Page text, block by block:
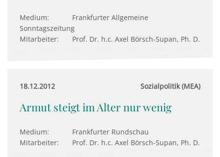
Medium:
Frankfurter Allgemeine
Sonntagszeitung
Mitarbeiter:
Prof. Dr. h.c. Axel Börsch-Supan, Ph. D.
18.12.2012 Sozialpolitik (MEA)
Armut steigt im Alter nur wenig
Medium:
Frankfurter Rundschau
Mitarbeiter:
Prof. Dr. h.c. Axel Börsch-Supan, Ph. D.